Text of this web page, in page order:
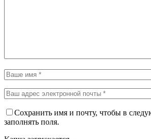
Сохранить имя и почту, чтобы в
заполнять поля.